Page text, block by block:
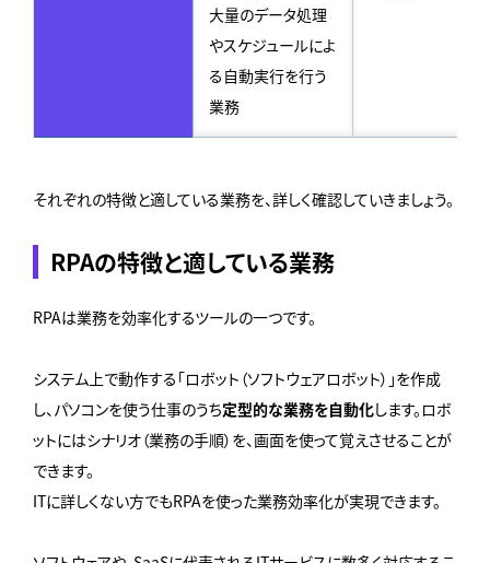
大量のデータ処理
やスケジュールによ
る自動実行を行う
業務
それぞれの特徴と適している業務を、詳しく確認していきましょう。
RPAの特徴と適している業務
RPAは業務を効率化するツールの一つです。
システム上で動作する「ロボット（ソフトウェアロボット）」を作成
し、パソコンを使う仕事のうち定型的な業務を自動化します。ロボ
ットにはシナリオ（業務の手順）を、画面を使って覚えさせることが
できます。
ITに詳しくない方でもRPAを使った業務効率化が実現できます。